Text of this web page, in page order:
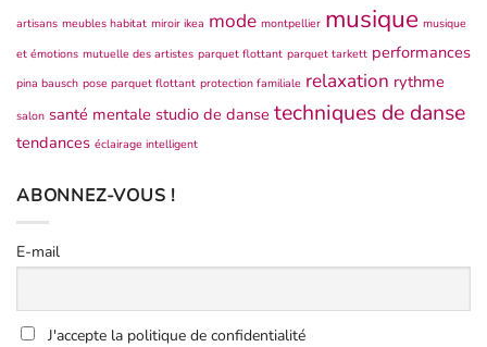
artisans meubles habitat miroir ikea mode montpellier musique musique
et émotions mutuelle des artistes parquet flottant parquet tarkett performances
pina bausch pose parquet flottant protection familiale relaxation rythme
salon santé mentale studio de danse techniques de danse
tendances éclairage intelligent
ABONNEZ-VOUS !
E-mail
J'accepte la politique de confidentialité